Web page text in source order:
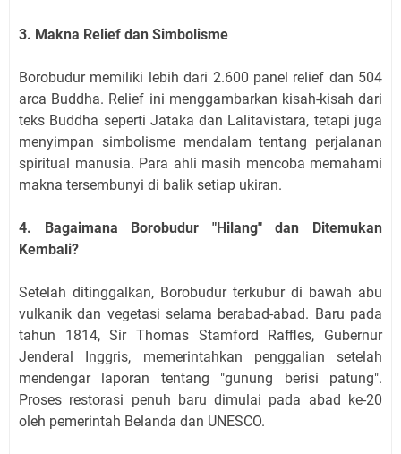
3. Makna Relief dan Simbolisme
Borobudur memiliki lebih dari 2.600 panel relief dan 504
arca Buddha. Relief ini menggambarkan kisah-kisah dari
teks Buddha seperti Jataka dan Lalitavistara, tetapi juga
menyimpan simbolisme mendalam tentang perjalanan
spiritual manusia. Para ahli masih mencoba memahami
makna tersembunyi di balik setiap ukiran.
4. Bagaimana Borobudur "Hilang" dan Ditemukan
Kembali?
Setelah ditinggalkan, Borobudur terkubur di bawah abu
vulkanik dan vegetasi selama berabad-abad. Baru pada
tahun 1814, Sir Thomas Stamford Raffles, Gubernur
Jenderal Inggris, memerintahkan penggalian setelah
mendengar laporan tentang "gunung berisi patung".
Proses restorasi penuh baru dimulai pada abad ke-20
oleh pemerintah Belanda dan UNESCO.